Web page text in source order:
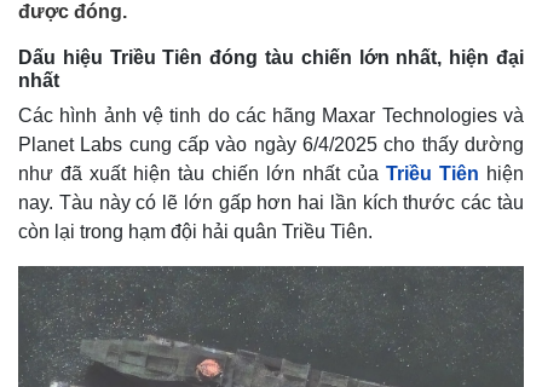
được đóng.
Dấu hiệu Triều Tiên đóng tàu chiến lớn nhất, hiện đại
nhất
Các hình ảnh vệ tinh do các hãng Maxar Technologies và
Planet Labs cung cấp vào ngày 6/4/2025 cho thấy dường
như đã xuất hiện tàu chiến lớn nhất của Triều Tiên hiện
nay. Tàu này có lẽ lớn gấp hơn hai lần kích thước các tàu
còn lại trong hạm đội hải quân Triều Tiên.